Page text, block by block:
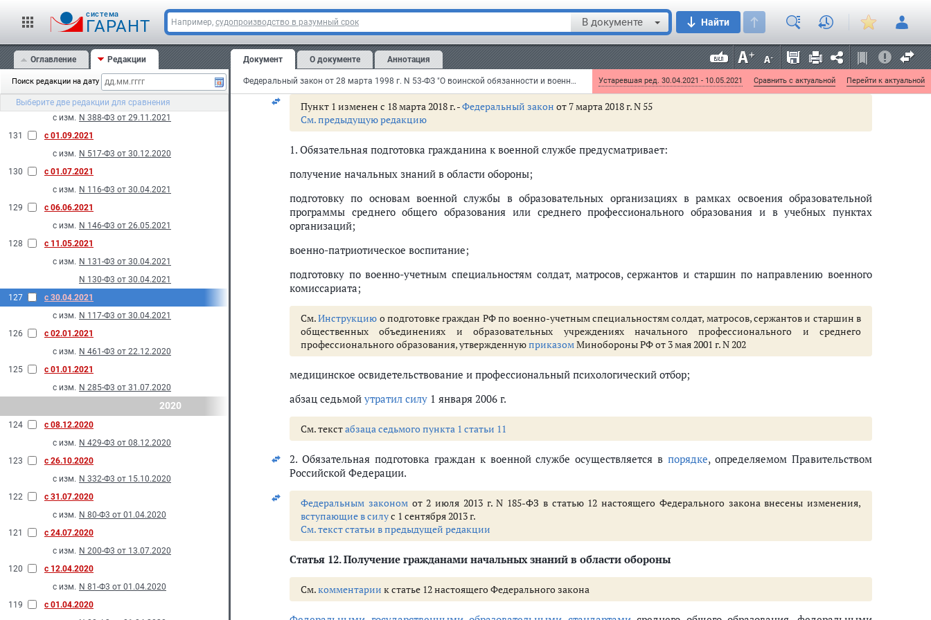
cистема
ГАРАНТ Например, судопроизводство в разумный срок В документе Найти
Оглавление Редакции
Поиск редакции на дату
Выберите две редакции для сравнения
с изм.
N 147-Ф3 от 28.05.2022
133
с 10.01.2022
с изм.
N 497-Ф3 от 30.12.2021
132
с 29.11.2021
с изм. N 388-Ф3 от 29.11.2021
131
с 01.09.2021
с изм. N 517-Ф3 от 30.12.2020
130
с 01.07.2021
с изм. N 116-Ф3 от 30.04.2021
129
с 06.06.2021
с изм. N 146-Ф3 от 26.05.2021
128
с 11.05.2021
с изм. N 131-Ф3 от 30.04.2021
N 130-Ф3 от 30.04.2021
127
с 30.04.2021
с изм. N 117-Ф3 от 30.04.2021
126
с 02.01.2021
с изм. N 461-Ф3 от 22.12.2020
125
с 01.01.2021
с изм. N 285-Ф3 от 31.07.2020
2020
124
с 08.12.2020
с изм. N 429-Ф3 от 08.12.2020
123
с 26.10.2020
с изм. N 332-Ф3 от 15.10.2020
122
с 31.07.2020
с изм. N 80-Ф3 от 01.04.2020
121
с 24.07.2020
с изм. N 200-Ф3 от 13.07.2020
120
с 12.04.2020
с изм. N 81-Ф3 от 01.04.2020
119
с 01.04.2020
Документ О документе Аннотация
Федеральный закон от 28 марта 1998 г. N 53-ФЗ "О воинской обязанности и военной службе" Устаревшая ред. 30.04.2021 - 10.05.2021 Сравнить с актуальной Перейти к актуальной
г. N 436
Статья 11. Обязательная подготовка гражданина к военной службе
См.комментариик статье 11 настоящего Федерального закона
Пункт 1 изменен с 18 марта 2018 г. -Федеральный закон от 7 марта 2018 г. N 55
См. предыдущую редакцию
1. Обязательная подготовка гражданина к военной службе предусматривает:
получение начальных знаний в области обороны;
подготовку по основам военной службы в образовательных организациях в рамках освоения образовательной
программы среднего общего образования или среднего профессионального образования и в учебных пунктах
организаций;
военно-патриотическое воспитание;
подготовку по военно-учетным специальностям солдат, матросов, сержантов и старшин по направлению военного
комиссариата;
См.Инструкцию о подготовке граждан РФ по военно-учетным специальностям солдат, матросов, сержантов и старшин в
общественных объединениях и образовательных учреждениях начального профессионального и среднего
профессионального образования, утвержденнуюприказомМинобороны РФ от 3 мая 2001 г. N 202
медицинское освидетельствование и профессиональный психологический отбор;
абзац седьмой утратил силу 1 января 2006 г.
См. текстабзаца седьмого пункта 1 статьи 11
2. Обязательная подготовка граждан к военной службе осуществляется впорядке, определяемом Правительством
Российской Федерации.
Федеральным закономот 2 июля 2013 г. N 185-ФЗ в статью 12 настоящего Федерального закона внесены изменения,
вступающие в силус 1 сентября 2013 г.
См. текст статьи в предыдущей редакции
Статья 12. Получение гражданами начальных знаний в области обороны
См.комментарии к статье 12 настоящего Федерального закона